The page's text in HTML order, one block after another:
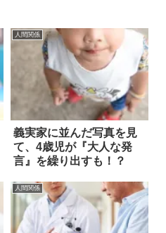
人間関係
義実家に並んだ写真を見
て、4歳児が『大人な発
言』を繰り出すも！？
人間関係